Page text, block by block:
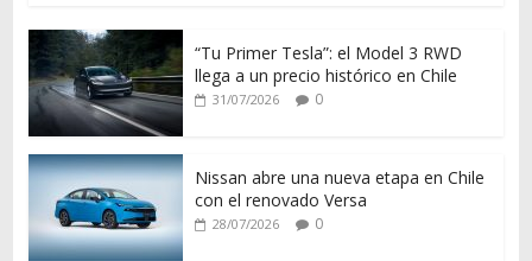
“Tu Primer Tesla”: el Model 3 RWD
llega a un precio histórico en Chile
31/07/2026 0
Nissan abre una nueva etapa en Chile
con el renovado Versa
28/07/2026 0